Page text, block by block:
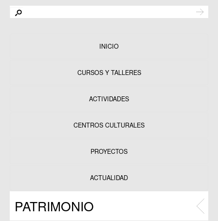
INICIO
CURSOS Y TALLERES
ACTIVIDADES
CENTROS CULTURALES
PROYECTOS
Programas
ACTUALIDAD
PATRIMONIO